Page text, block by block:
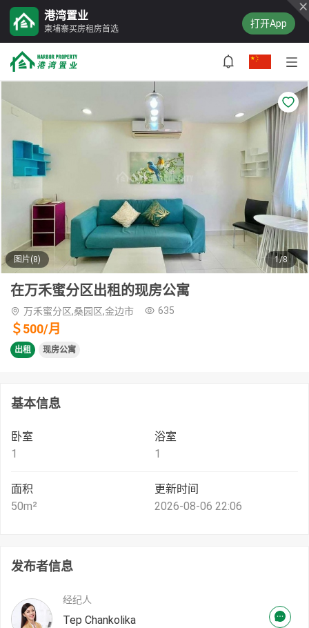
港湾置业
柬埔寨买房租房首选 打开App
图片(8) 1/8
在万禾蜜分区出租的现房公寓
万禾蜜分区,桑园区,金边市 635
＄500/月
出租 现房公寓
基本信息
卧室
1
浴室
1
面积
50m²
更新时间
2026-08-06 22:06
发布者信息
经纪人
Tep Chankolika